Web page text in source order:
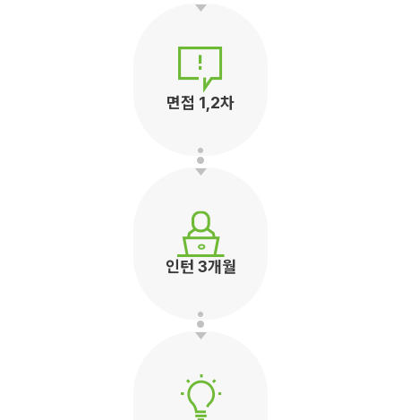
면접 1,2차
인턴 3개월